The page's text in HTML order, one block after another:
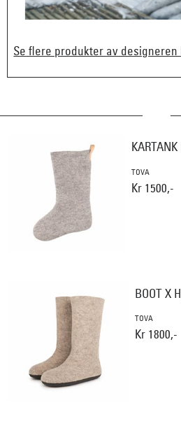
Se flere produkter av designeren
TOVA
Kr 1500,-
BOOT X
TOVA
Kr 1800,-